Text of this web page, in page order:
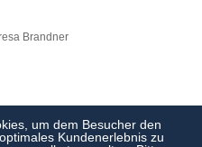
um dem Besucher den
Kundenerlebnis zu
Brandner